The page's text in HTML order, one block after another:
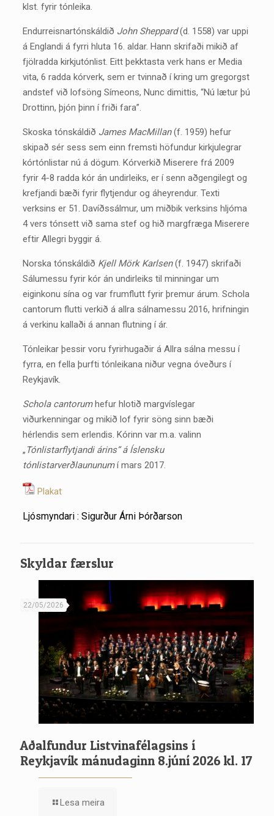
klst. fyrir tónleika.
Endurreisnartónskáldið John Sheppard(d. 1558) var uppi
á Englandi á fyrri hluta 16. aldar. Hann skrifaði mikið af
fjölradda kirkjutónlist. Eitt þekktasta verk hans er Media
vita, 6 radda kórverk, sem er tvinnað í kring um gregorgst
andstef við lofsöng Símeons, Nunc dimittis, “Nú lætur þú
Drottinn, þjón þinn í friði fara”.
Skoska tónskáldið James MacMillan(f. 1959) hefur
skipað sér sess sem einn fremsti höfundur kirkjulegrar
kórtónlistar nú á dögum. Kórverkið Miserere frá 2009
fyrir 4-8 radda kór án undirleiks, er í senn aðgengilegt og
krefjandi bæði fyrir flytjendur og áheyrendur. Texti
verksins er 51. Davíðssálmur, um miðbik verksins hljóma
4 vers tónsett við sama stef og hið margfræga Miserere
eftir Allegri byggir á.
Norska tónskáldið Kjell Mörk Karlsen(f. 1947) skrifaði
Sálumessu fyrir kór án undirleiks til minningar um
eiginkonu sína og var frumflutt fyrir þremur árum. Schola
cantorum flutti verkið á allra sálnamessu 2016, hrifningin
á verkinu kallaði á annan flutning í ár.
Tónleikar þessir voru fyrirhugaðir á Allra sálna messu í
fyrra, en fella þurfti tónleikana niður vegna óveðurs í
Reykjavík.
Schola cantorumhefur hlotið margvíslegar
viðurkenningar og mikið lof fyrir söng sinn bæði
hérlendis sem erlendis. Kórinn var m.a. valinn
„ Tónlistarflytjandi árins“ á Íslensku
tónlistarverðlaununumí mars 2017.
Plakat
Ljósmyndari : Sigurður Árni Þórðarson
Skyldar færslur
22/05/2026
Aðalfundur Listvinafélagsins í
Reykjavík mánudaginn 8.júní 2026 kl. 17
Lesa meira